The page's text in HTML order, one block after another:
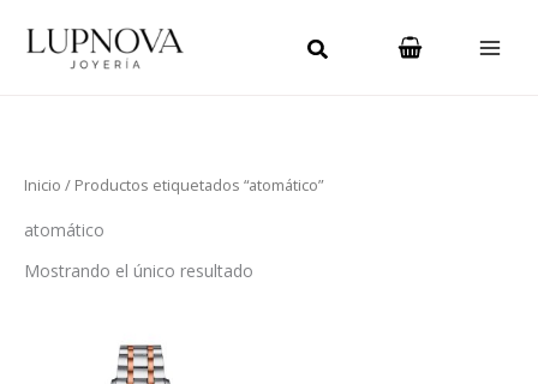
contenido
Inicio / Productos etiquetados “atomático”
atomático
Mostrando el único resultado